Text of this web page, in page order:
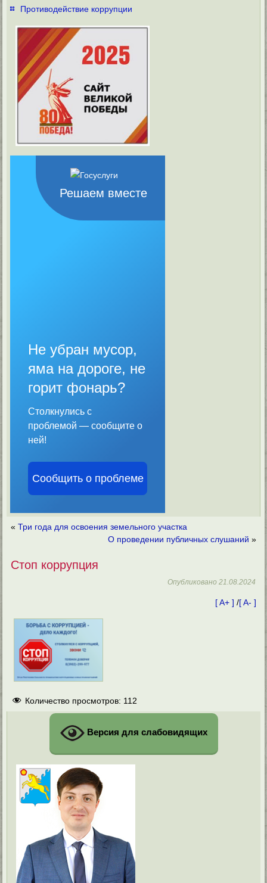
Противодействие коррупции
Решаем вместе
Не убран мусор,
яма на дороге, не
горит фонарь?
Столкнулись с
проблемой — сообщите о
ней!
Сообщить о проблеме
«Три года для освоения земельного участка
О проведении публичных слушаний »
Стоп коррупция
Опубликовано 21.08.2024
[ A+ ] /[ A- ]
Количество просмотров: 112
Версия для слабовидящих